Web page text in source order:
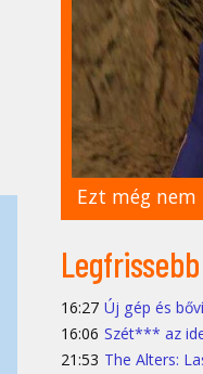
Ezt még
16:27 Új gép és
16:06 Szét*** az
21:53 The Alters: